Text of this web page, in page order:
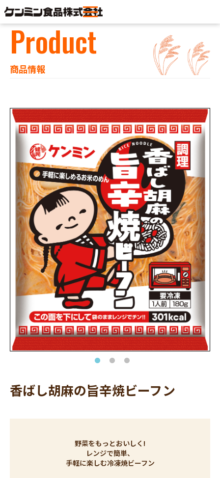
Product
商品情報
香ばし胡麻の旨辛焼ビーフン
野菜をもっとおいしく!
レンジで簡単、
手軽に楽しむ冷凍焼ビーフン